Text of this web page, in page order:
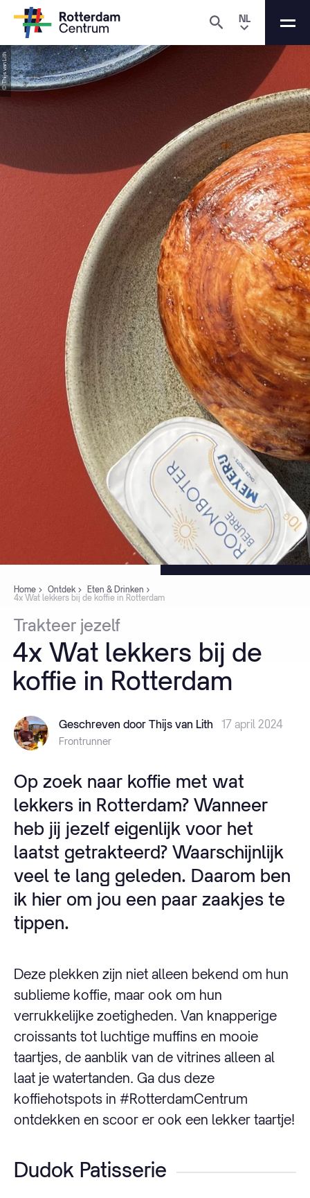
NL
Home Ontdek
Eten & Drinken
4x Wat lekkers bij de koffie in Rotterdam
Trakteer jezelf
4x Wat lekkers bij de
koffie in Rotterdam
© Thijs van Lith
Geschreven door Thijs van Lith 17 april 2024
Frontrunner
Op zoek naar koffie met wat
lekkers in Rotterdam? Wanneer
heb jij jezelf eigenlijk voor het
laatst getrakteerd? Waarschijnlijk
veel te lang geleden. Daarom ben
ik hier om jou een paar zaakjes te
tippen.
Deze plekken zijn niet alleen bekend om hun
sublieme koffie, maar ook om hun
verrukkelijke zoetigheden. Van knapperige
croissants tot luchtige muffins en mooie
taartjes, de aanblik van de vitrines alleen al
laat je watertanden. Ga dus deze
koffiehotspots in #RotterdamCentrum
ontdekken en scoor er ook een lekker taartje!
Dudok Patisserie